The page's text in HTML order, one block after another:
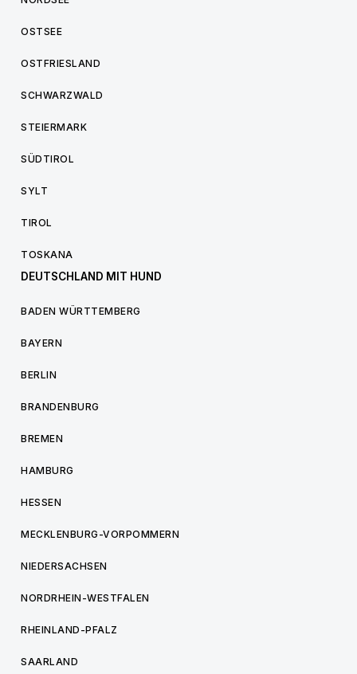
OSTSEE
OSTFRIESLAND
SCHWARZWALD
STEIERMARK
SÜDTIROL
SYLT
TIROL
TOSKANA
DEUTSCHLAND MIT HUND
BADEN WÜRTTEMBERG
BAYERN
BERLIN
BRANDENBURG
BREMEN
HAMBURG
HESSEN
MECKLENBURG-VORPOMMERN
NIEDERSACHSEN
NORDRHEIN-WESTFALEN
RHEINLAND-PFALZ
SAARLAND